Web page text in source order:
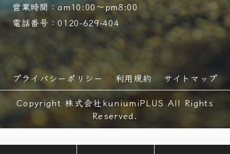
営業時間：am10:00～pm8:00
電話番号：0120-629-404
プライバシーポリシー 利用規約
サイトマップ
Copyright 株式会社kuniumiPLUS All Rights
Reserved.